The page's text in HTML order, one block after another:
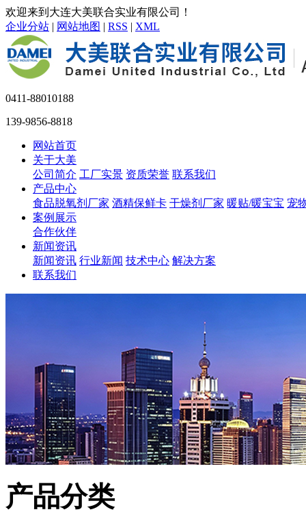
欢迎来到大连大美联合实业有限公司！
企业分站 | 网站地图 | RSS | XML
0411-88010188
139-9856-8818
网站首页
关于大美
公司简介 工厂实景 资质荣誉 联系我们
产品中心
食品脱氧剂厂家 酒精保鲜卡 干燥剂厂家 暖贴/暖宝宝 宠
案例展示
合作伙伴
新闻资讯
新闻资讯 行业新闻 技术中心 解决方案
联系我们
产品分类